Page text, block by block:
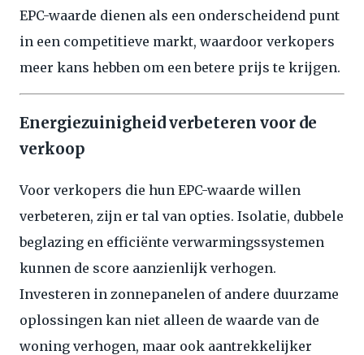
EPC-waarde dienen als een onderscheidend punt
in een competitieve markt, waardoor verkopers
meer kans hebben om een betere prijs te krijgen.
Energiezuinigheid verbeteren voor de
verkoop
Voor verkopers die hun EPC-waarde willen
verbeteren, zijn er tal van opties. Isolatie, dubbele
beglazing en efficiënte verwarmingssystemen
kunnen de score aanzienlijk verhogen.
Investeren in zonnepanelen of andere duurzame
oplossingen kan niet alleen de waarde van de
woning verhogen, maar ook aantrekkelijker